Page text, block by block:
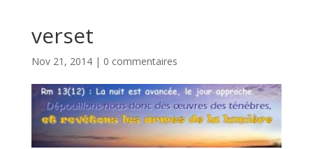
verset
Nov 21, 2014| 0 commentaires